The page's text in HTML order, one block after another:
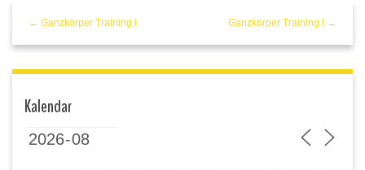
← Ganzkörper Training I Ganzkörper Training I →
Kalendar